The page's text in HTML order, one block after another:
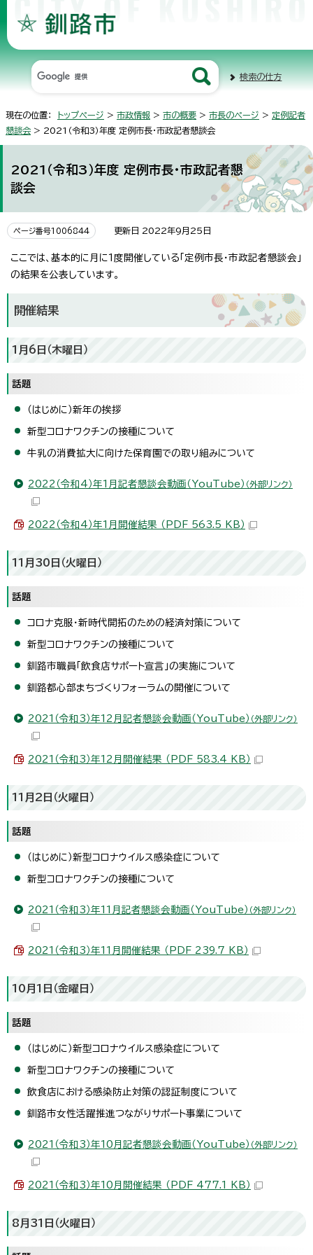
検索の仕方
現在の位置： トップページ > 市政情報 > 市の概要 > 市長のページ > 定例記者
懇談会 > 2021（令和3）年度 定例市長・市政記者懇談会
2021（令和3）年度 定例市長・市政記者懇
談会
ページ番号1006844 更新日 2022年9月25日
ここでは、基本的に月に1度開催している「定例市長・市政記者懇談会」
の結果を公表しています。
開催結果
1月6日（木曜日）
話題
（はじめに）新年の挨拶
新型コロナワクチンの接種について
牛乳の消費拡大に向けた保育園での取り組みについて
2022（令和4）年1月記者懇談会動画（YouTube） （外部リンク）
2022（令和4）年1月開催結果 （PDF 563.5 KB）
11月30日（火曜日）
話題
コロナ克服・新時代開拓のための経済対策について
新型コロナワクチンの接種について
釧路市職員「飲食店サポート宣言」の実施について
釧路都心部まちづくりフォーラムの開催について
2021（令和3）年12月記者懇談会動画（YouTube） （外部リンク）
2021（令和3）年12月開催結果 （PDF 583.4 KB）
11月2日（火曜日）
話題
（はじめに）新型コロナウイルス感染症について
新型コロナワクチンの接種について
2021（令和3）年11月記者懇談会動画（YouTube） （外部リンク）
2021（令和3）年11月開催結果 （PDF 239.7 KB）
10月1日（金曜日）
話題
（はじめに）新型コロナウイルス感染症について
新型コロナワクチンの接種について
飲食店における感染防止対策の認証制度について
釧路市女性活躍推進つながりサポート事業について
2021（令和3）年10月記者懇談会動画（YouTube） （外部リンク）
2021（令和3）年10月開催結果 （PDF 477.1 KB）
8月31日（火曜日）